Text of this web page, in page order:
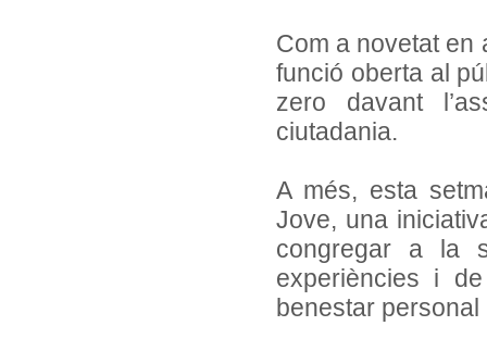
Com a novetat en
funció oberta al
zero davant
ciutadania.
A més, esta
Jove, una
congregar a la
experiències i
benestar personal